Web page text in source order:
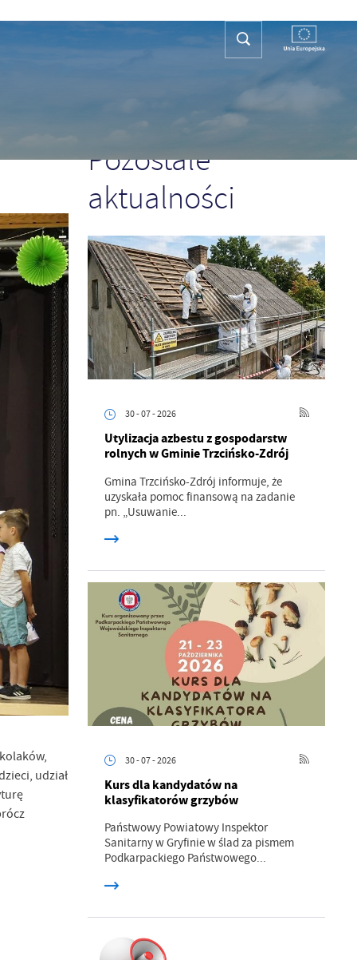
PLAN OGÓLNY
udział
Pozostałe
aktualności
30 - 07 - 2026
Utylizacja azbestu z gospodarstw
rolnych w Gminie Trzcińsko-Zdrój
Gmina Trzcińsko-Zdrój informuje, że
uzyskała pomoc finansową na zadanie
pn. „Usuwanie...
30 - 07 - 2026
Kurs dla kandydatów na
klasyfikatorów grzybów
Państwowy Powiatowy Inspektor
Sanitarny w Gryfinie w ślad za pismem
Podkarpackiego Państwowego...